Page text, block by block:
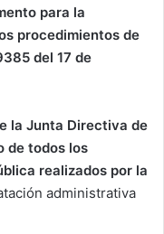
para la
procedimientos de
del 17 de
la Junta Directiva de
de todos los
realizados por la
administrativa